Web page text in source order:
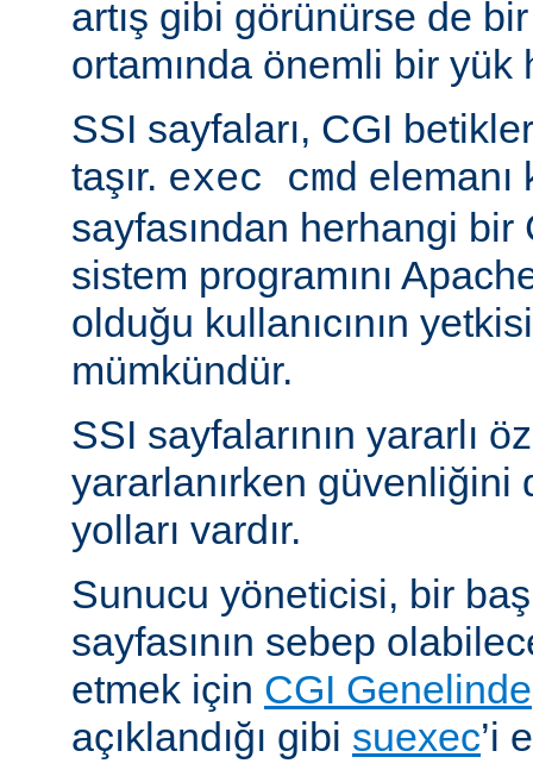
artış gibi görünürse de
ortamında önemli bir yük
SSI sayfaları, CGI
taşır. exec cmd elemanı
sayfasından herhangi
sistem programını
olduğu kullanıcının
mümkündür.
SSI sayfalarının yararlı
yararlanırken güvenliğini
yolları vardır.
Sunucu yöneticisi, bir
sayfasının sebep
etmek için CGI Genelinde
açıklandığı gibi suexec’i